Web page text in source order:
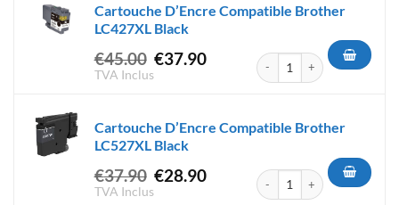
Cartouche D’Encre Compatible Brother
LC427XL Black
€45.00 Le
€45.00.
€37.90Le
€37.90.
TVA Inclus
quantité de Cartouche
Cartouche D’Encre Compatible Brother
LC527XL Black
€37.90 Le
€28.90Le
TVA Inclus
quantité de Cartouche